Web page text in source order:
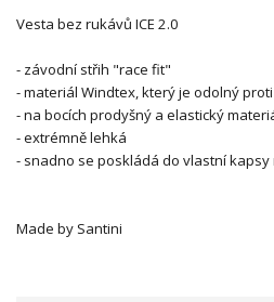
Vesta bez rukávů ICE 2.0
- závodní střih "race fit"
- materiál Windtex, který je odolný
- na bocích prodyšný a elastický
- extrémně lehká
- snadno se poskládá do vlastní kapsy
Made by Santini